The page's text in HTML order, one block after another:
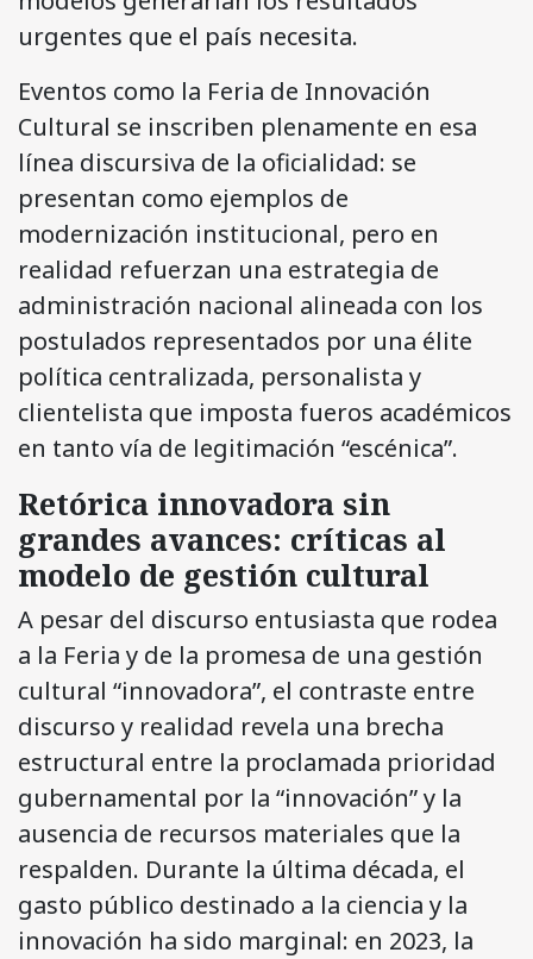
urgentes que el país necesita.
Eventos como la Feria de Innovación
Cultural se inscriben plenamente en esa
línea discursiva de la oficialidad: se
presentan como ejemplos de
modernización institucional, pero en
realidad refuerzan una estrategia de
administración nacional alineada con los
postulados representados por una élite
política centralizada, personalista y
clientelista que imposta fueros académicos
en tanto vía de legitimación “escénica”.
Retórica innovadora sin
grandes avances: críticas al
modelo de gestión cultural
A pesar del discurso entusiasta que rodea
a la Feria y de la promesa de una gestión
cultural “innovadora”, el contraste entre
discurso y realidad revela una brecha
estructural entre la proclamada prioridad
gubernamental por la “innovación” y la
ausencia de recursos materiales que la
respalden. Durante la última década, el
gasto público destinado a la ciencia y la
innovación ha sido marginal: en 2023, la